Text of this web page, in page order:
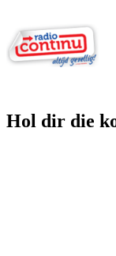
Hol dir die